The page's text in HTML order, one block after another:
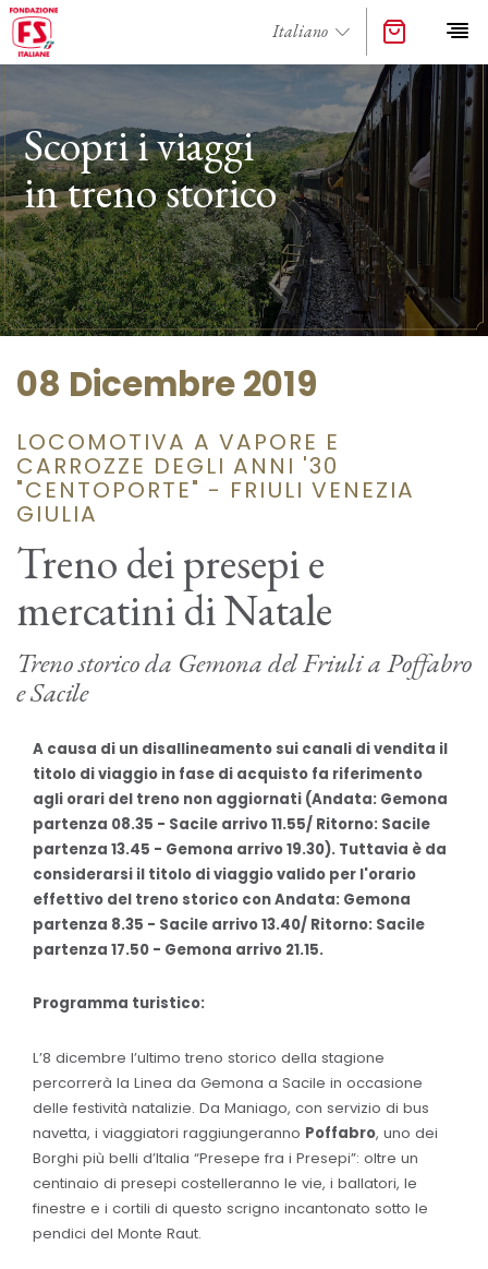
Scopri i viaggi
in treno storico
08 Dicembre 2019
LOCOMOTIVA A VAPORE E
CARROZZE DEGLI ANNI '30
"CENTOPORTE" - FRIULI VENEZIA
GIULIA
Treno dei presepi e
mercatini di Natale
Treno storico da Gemona del Friuli a Poffabro
e Sacile
A causa di un disallineamento sui canali di vendita il
titolo di viaggio in fase di acquisto fa riferimento
agli orari del treno non aggiornati (Andata: Gemona
partenza 08.35 - Sacile arrivo 11.55/ Ritorno: Sacile
partenza 13.45 - Gemona arrivo 19.30). Tuttavia è da
considerarsi il titolo di viaggio valido per l'orario
effettivo del treno storico con Andata: Gemona
partenza 8.35 - Sacile arrivo 13.40/ Ritorno: Sacile
partenza 17.50 - Gemona arrivo 21.15.
Programma turistico:
L’8 dicembre l’ultimo treno storico della stagione
percorrerà la Linea da Gemona a Sacile in occasione
delle festività natalizie. Da Maniago, con servizio di bus
navetta, i viaggiatori raggiungeranno Poffabro, uno dei
Borghi più belli d’Italia “Presepe fra i Presepi”: oltre un
centinaio di presepi costelleranno le vie, i ballatori, le
finestre e i cortili di questo scrigno incantonato sotto le
pendici del Monte Raut.